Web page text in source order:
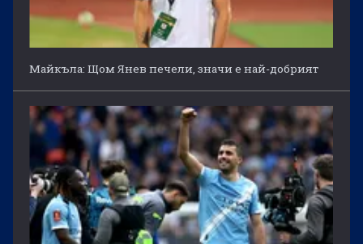
Майкъла: Щом Янев печели, значи е най-добрият